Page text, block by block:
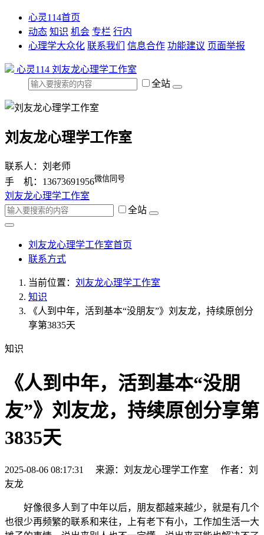
心灵114首页
动态 知识 机会 专栏 行内
心理学大众化 联系我们 信息合作 功能建议 页面举报
心灵114 刘友龙心理学工作室
全站
刘友龙心理学工作室
联系人：刘老师
手 机：13673691956微信同号
刘友龙心理学工作室
全站
刘友龙心理学工作室首页
联系方式
当前位置： 刘友龙心理学工作室
知识
《人到中年，活到基本“没朋友”》刘友龙，持续原创分
享第3835天
知识
《人到中年，活到基本“没朋
友”》刘友龙，持续原创分享第
3835天
2025-08-06 08:17:31 来源：刘友龙心理学工作室 作者：刘
友龙
好像很多人到了中年以后，朋友都越来越少，就是有几个
也很少再频繁的联系和来往，上有老下有小，工作加生活一大